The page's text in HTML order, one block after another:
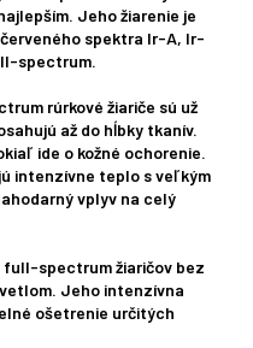
Jeho žiarenie je
spektra Ir-A, Ir-
spectrum.
rúrkové žiariče sú už
až do hĺbky tkanív.
ide o kožné ochorenie.
intenzívne teplo s veľkým
vplyv na celý
spectrum žiaričov bez
Jeho intenzívna
ošetrenie určitých